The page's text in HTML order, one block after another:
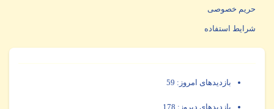
حریم خصوصی
شرایط استفاده
بازدیدهای امروز: 59
بازدیدهای دیروز: 178